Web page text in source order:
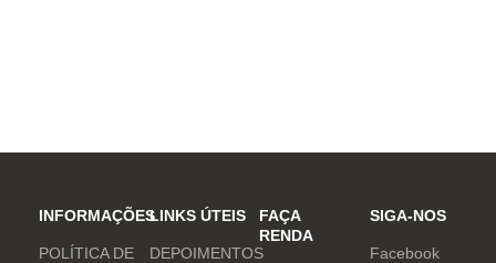
INFORMAÇÕES
POLÍTICA DE
LINKS ÚTEIS
DEPOIMENTOS
FAÇA
RENDA
SIGA-NOS
Facebook